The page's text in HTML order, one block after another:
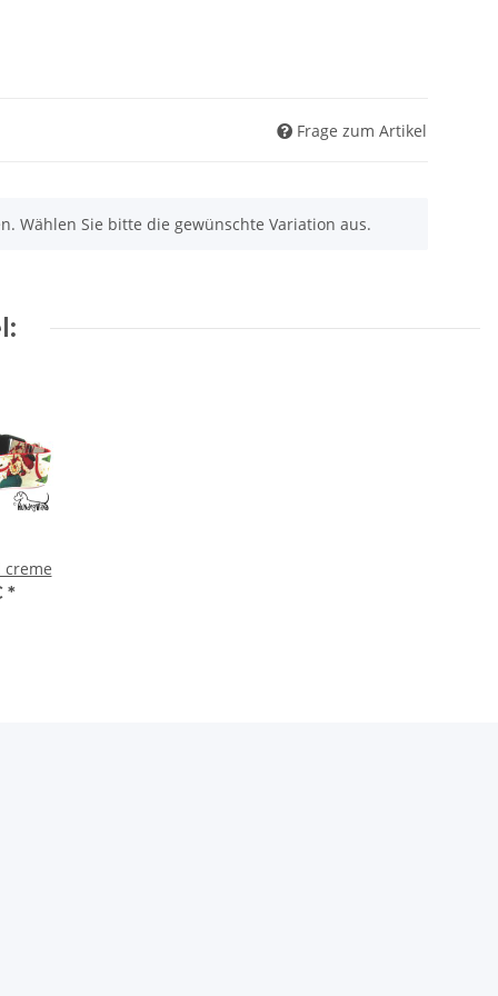
Frage zum Artikel
Wählen Sie bitte die gewünschte Variation aus.
creme
*